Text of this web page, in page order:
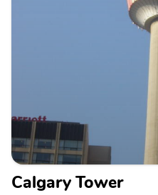
Calgary Tower